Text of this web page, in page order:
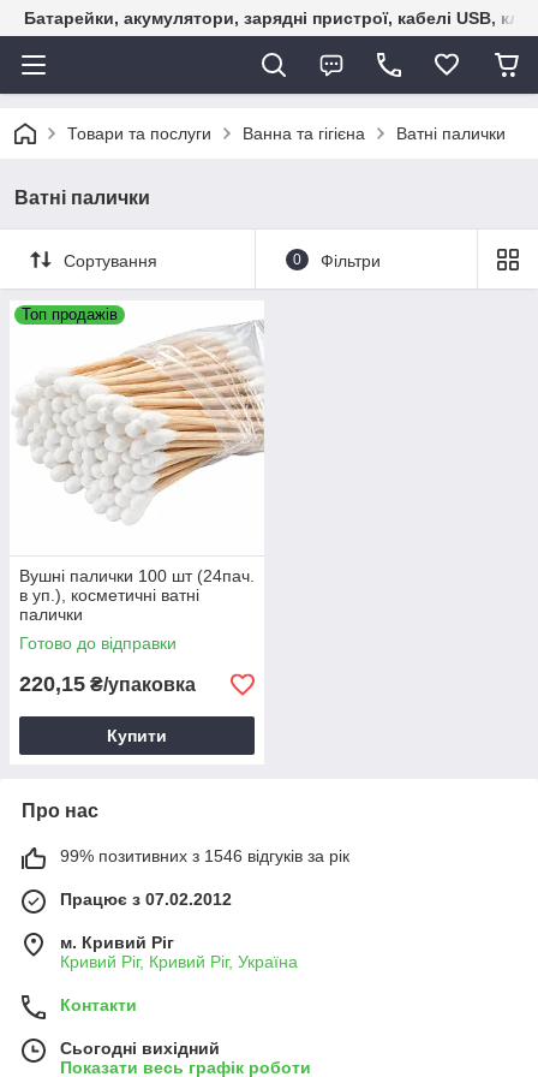
Батарейки, акумулятори, зарядні пристрої, кабелі USB,
Товари та послуги Ванна та гігієна Ватні палички
Ватні палички
Сортування 0 Фільтри
Топ продажів
Вушні палички 100 шт (24пач.
в уп.), косметичні ватні
палички
Готово до відправки
220,15 ₴/упаковка
Купити
Про нас
99% позитивних з 1546 відгуків за рік
Працює з 07.02.2012
м. Кривий Ріг
Кривий Ріг, Кривий Ріг, Україна
Контакти
Сьогодні вихідний
Показати весь графік роботи